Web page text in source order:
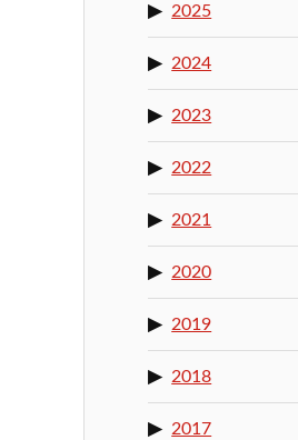
2025
2024
2023
2022
2021
2020
2019
2018
2017